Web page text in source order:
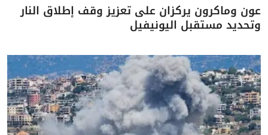
عون وماكرون يركزان على تعزيز وقف إطلاق النار
وتحديد مستقبل اليونيفيل